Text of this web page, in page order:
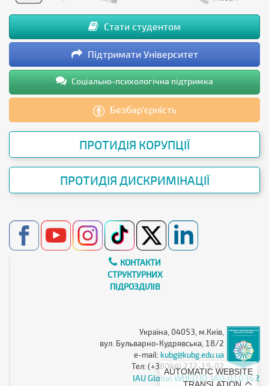
AUTOMATIC WEBSITE
TRANSLATION
Стати студентом
Підтримати Університет
Соціально-психологічна підтримка
Безбар’єрність
ПРОТИДІЯ КОРУПЦІЇ
ПРОТИДІЯ ДИСКРИМІНАЦІЇ
КОНТАКТИ
СТРУКТУРНИХ
ПІДРОЗДІЛІВ
Україна, 04053, м.Київ,
вул. Бульварно-Кудрявська, 18/2
e-mail: kubg@kubg.edu.ua
Тел: (+38044) 272-19-02
IAU Global WHED ID: IAU-010362